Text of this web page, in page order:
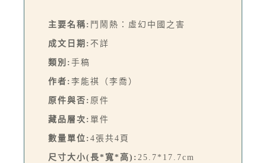
主要名稱: 鬥鬧熱：虛幻中國之害
成文日期: 不詳
類別: 手稿
作者: 李能祺（李喬）
原件與否: 原件
藏品層次: 單件
數量單位: 4張共4頁
尺寸大小(長*寬*高): 25.7*17.7cm